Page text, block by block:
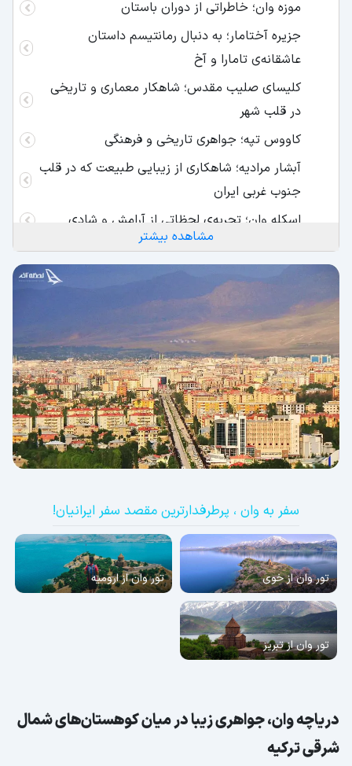
موزه وان؛ خاطراتی از دوران باستان
جزیره آختامار؛ به دنبال رمانتیسم داستان
عاشقانه‌ی تامارا و آخ
کلیسای صلیب مقدس؛ شاهکار معماری و تاریخی
در قلب شهر
کاووس تپه؛ جواهری تاریخی و فرهنگی
آبشار مرادیه؛ شاهکاری از زیبایی طبیعت که در قلب
جنوب غربی ایران
اسکله وان؛ تجربه‌ی لحظاتی از آرامش و شادی
توشپا؛ جواهری پنهان شده در آغوش طبیعت
دل‌نشین شرق ترکیه
مشاهده بیشتر
سفر به وان ، پرطرفدارترین مقصد سفر ایرانیان!
تور وان از خوی تور وان از ارومیه
تور وان از تبریز
دریاچه وان، جواهری زیبا در میان کوهستان‌های شمال
شرقی ترکیه